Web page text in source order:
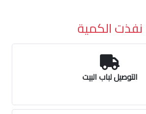
نفذت الكمية
التوصيل لباب البيت